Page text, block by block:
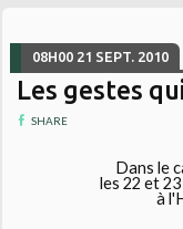
08H00 21 SEPT. 2010
Les gestes
SHARE
Dans le
les 22 et
à